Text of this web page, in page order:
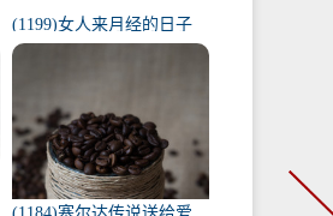
(1199)女人来月经的日子
代表什么（1一31日月经代